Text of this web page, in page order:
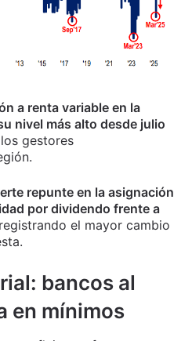
a renta variable en la
nivel más alto desde julio
gestores
repunte en la asignación
por dividendo frente a
el mayor cambio
bancos al
en mínimos